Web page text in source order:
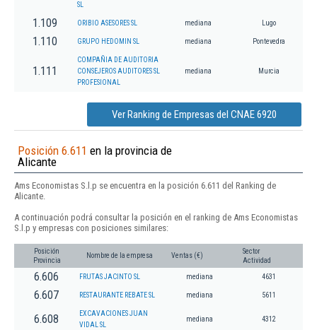
SL
1.109 ORIBIO ASESORES SL mediana Lugo
1.110 GRUPO HEDOMIN SL mediana Pontevedra
1.111
COMPAÑIA DE AUDITORIA
CONSEJEROS AUDITORES SL
PROFESIONAL
mediana Murcia
Ver Ranking de Empresas del CNAE 6920
Posición 6.611 en la provincia de
Alicante
Ams Economistas S.l.p se encuentra en la posición 6.611 del Ranking de
Alicante.
A continuación podrá consultar la posición en el ranking de Ams Economistas
S.l.p y empresas con posiciones similares:
Posición
Provincia
Nombre de la empresa Ventas (€)
Sector
Actividad
6.606 FRUTAS JACINTO SL mediana 4631
6.607 RESTAURANTE REBATE SL mediana 5611
6.608
EXCAVACIONES JUAN
VIDAL SL
mediana 4312